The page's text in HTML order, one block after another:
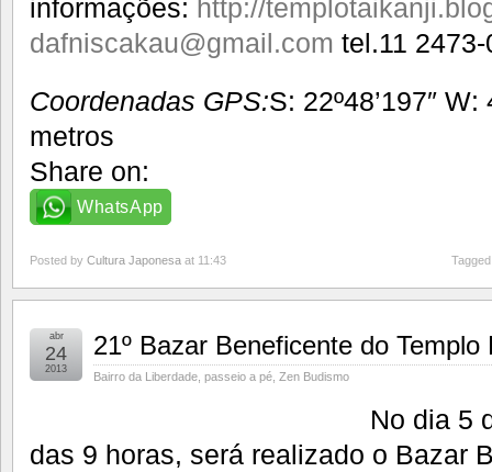
informações: http://
dafniscakau@gmail.com tel.11
Coordenadas GPS:S: 22º48’197″ W:
metros
Share on:
WhatsApp
Posted by Cultura Japonesa at 11:43
21º Bazar Beneficente do Templo
Bairro da Liberdade passeio a pé Zen Budismo
abr
24
2013
No dia 5
das 9 horas, será realizado o Bazar